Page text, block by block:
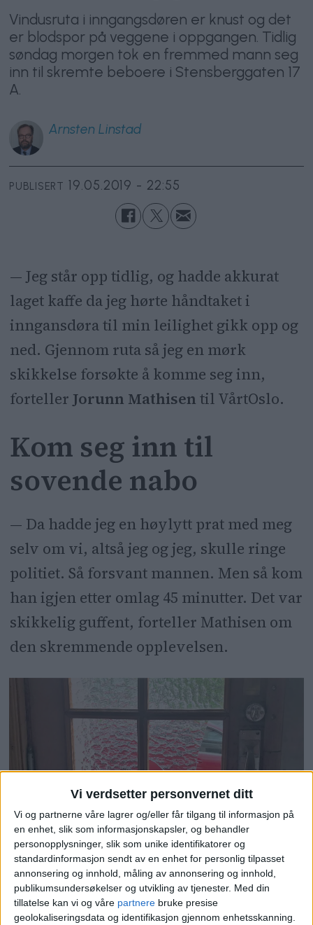
Vi verdsetter personvernet ditt
Vi og partnerne våre lagrer og/eller får tilgang til informasjon på
en enhet, slik som informasjonskapsler, og behandler
personopplysninger, slik som unike identifikatorer og
standardinformasjon sendt av en enhet for personlig tilpasset
annonsering og innhold, måling av annonsering og innhold,
publikumsundersøkelser og utvikling av tjenester. Med din
tillatelse kan vi og våre partnere bruke presise
geolokaliseringsdata og identifikasjon gjennom enhetsskanning.
Vindusruta i inngangsdøren er knust og det
er blodspor på veggene i oppgangen. Tidlig
søndag morgen tok en fremmed mann seg
inn til skremte beboere i Stensberggaten 17
A.
Arnsten Linstad
PUBLISERT 19.05.2019 - 22:55
— Jeg står opp tidlig, og hadde akkurat
laget kaffe da jeg hørte håndtaket i
inngansdøra til min leilighet gikk opp og
ned. Gjennom ruta så jeg en mørk
skikkelse forsøkte å komme seg inn,
forteller Jorunn Mathisen til VårtOslo.
Kom seg inn til
sovende nabo
— Da hadde jeg en høylytt prat med meg
selv om vi, altså jeg og jeg, skulle ringe
politiet. Så forsvant mannen. Men så kom
han igjen etter omlag 45 minutter. Det var
skikkelig guffent, forteller Mathisen om
den skremmende opplevelsen.
Da politiet kom viste det seg at vindusruta i